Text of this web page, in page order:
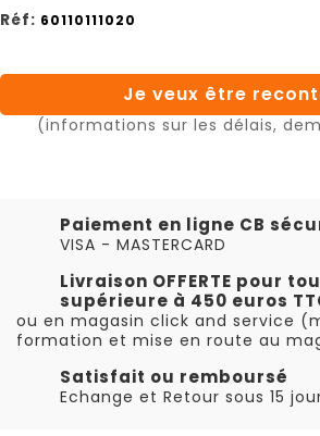
Réf: 60110111020
Je veux être
(informations sur les délais,
Paiement en ligne CB
VISA - MASTERCARD
Livraison OFFERTE pour
supérieure à 450 euros
ou en magasin click and service
formation et mise en route au
Satisfait ou remboursé
Echange et Retour sous 15